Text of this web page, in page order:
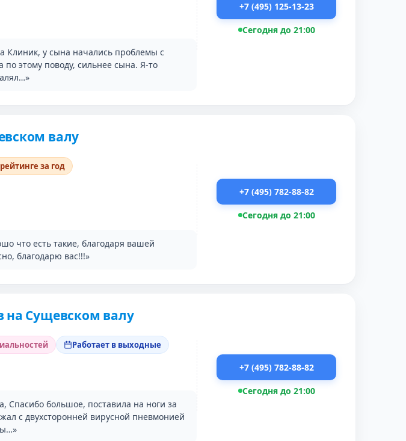
Клиник, у сына начались проблемы с
этому поводу, сильнее сына. Я-то
+7 (495) 125-13-23
Сегодня до 21:00
валу
за год
что есть такие, благодаря вашей
благодарю вас!!!»
+7 (495) 782-88-82
Сегодня до 21:00
на Сущевском валу
Работает в выходные
большое, поставила на ноги за
с двухсторонней вирусной пневмонией
+7 (495) 782-88-82
Сегодня до 21:00